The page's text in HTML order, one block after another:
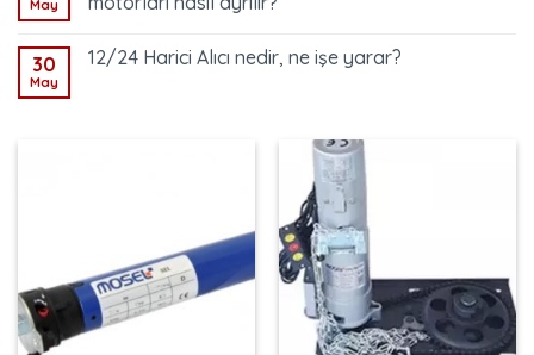
May
30
May
12/24 Harici Alıcı nedir, ne işe yarar?